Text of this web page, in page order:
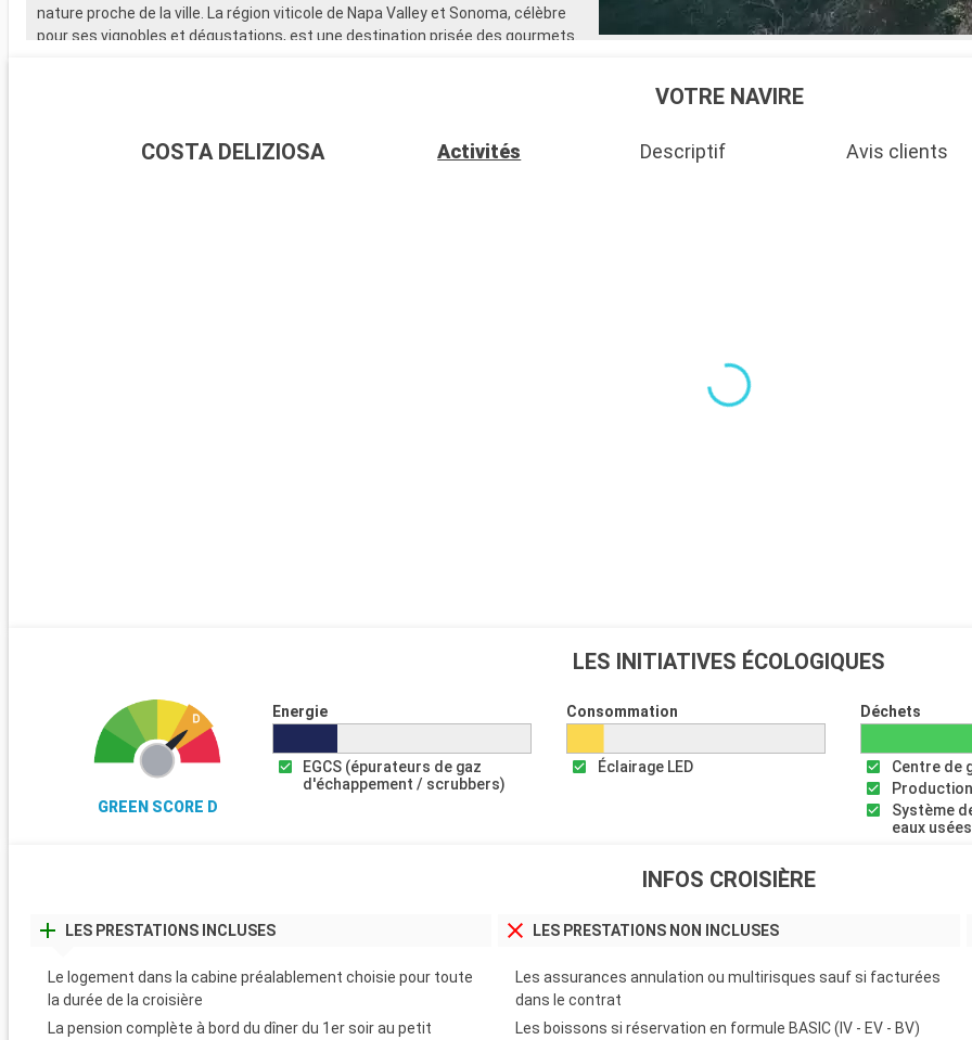
nature proche de la ville. La région viticole de Napa Valley et Sonoma, célèbre
pour ses vignobles et dégustations, est une destination prisée des gourmets.
VOTRE NAVIRE
COSTA DELIZIOSA Activités Descriptif Avis clients
LES INITIATIVES ÉCOLOGIQUES
GREEN SCORE D
Energie
EGCS (épurateurs de gaz
d'échappement / scrubbers)
Consommation
Éclairage LED
Déchets
Centre de
Système
eaux usées
INFOS CROISIÈRE
LES PRESTATIONS INCLUSES
Le logement dans la cabine préalablement choisie pour toute
la durée de la croisière
La pension complète à bord du dîner du 1er soir au petit
LES PRESTATIONS NON INCLUSES
Les assurances annulation ou multirisques sauf si facturées
dans le contrat
Les boissons si réservation en formule BASIC (IV - EV - BV)